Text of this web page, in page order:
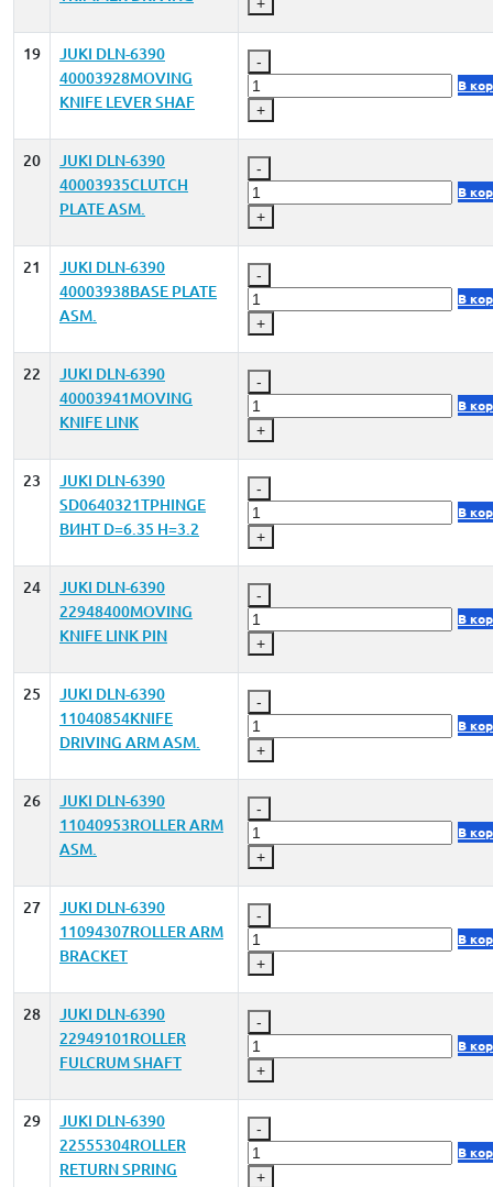
19
JUKI DLN-6390
40003928MOVING
KNIFE LEVER SHAF
-
+
В
20
JUKI DLN-6390
40003935CLUTCH
PLATE ASM.
-
+
В
21
JUKI DLN-6390
40003938BASE PLATE
ASM.
-
+
В
22
JUKI DLN-6390
40003941MOVING
KNIFE LINK
-
+
В
23
JUKI DLN-6390
SD0640321TPHINGE
ВИНТ D=6.35 H=3.2
-
+
В
24
JUKI DLN-6390
22948400MOVING
KNIFE LINK PIN
-
+
В
25
JUKI DLN-6390
11040854KNIFE
DRIVING ARM ASM.
-
+
В
26
JUKI DLN-6390
11040953ROLLER ARM
ASM.
-
+
В
27
JUKI DLN-6390
11094307ROLLER ARM
BRACKET
-
+
В
28
JUKI DLN-6390
22949101ROLLER
FULCRUM SHAFT
-
+
В
29
JUKI DLN-6390
22555304ROLLER
RETURN SPRING
-
+
В